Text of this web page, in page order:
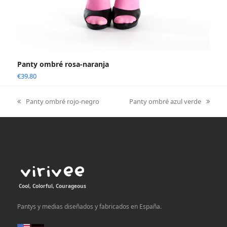
Panty ombré rosa-naranja
€39.80
previous
post:
Panty ombré rojo-negro
next
post:
Panty ombré azul verde
Cool, Colorful, Courageous
Pantys y medias diseñados y fabricados en España.